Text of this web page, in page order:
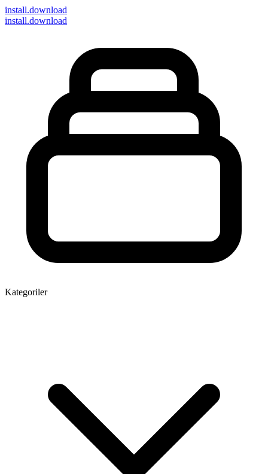
install.download
install.download
Kategoriler